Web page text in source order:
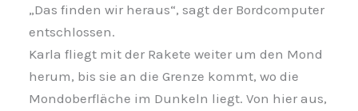
„Das finden wir heraus“, sagt der Bordcomputer
entschlossen.
Karla fliegt mit der Rakete weiter um den Mond
herum, bis sie an die Grenze kommt, wo die
Mondoberfläche im Dunkeln liegt. Von hier aus,